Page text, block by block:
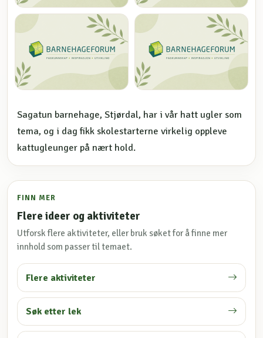
Sagatun barnehage, Stjørdal, har i vår hatt ugler som
tema, og i dag fikk skolestarterne virkelig oppleve
kattugleunger på nært hold.
FINN MER
Flere ideer og aktiviteter
Utforsk flere aktiviteter, eller bruk søket for å finne mer
innhold som passer til temaet.
Flere aktiviteter
Søk etter lek